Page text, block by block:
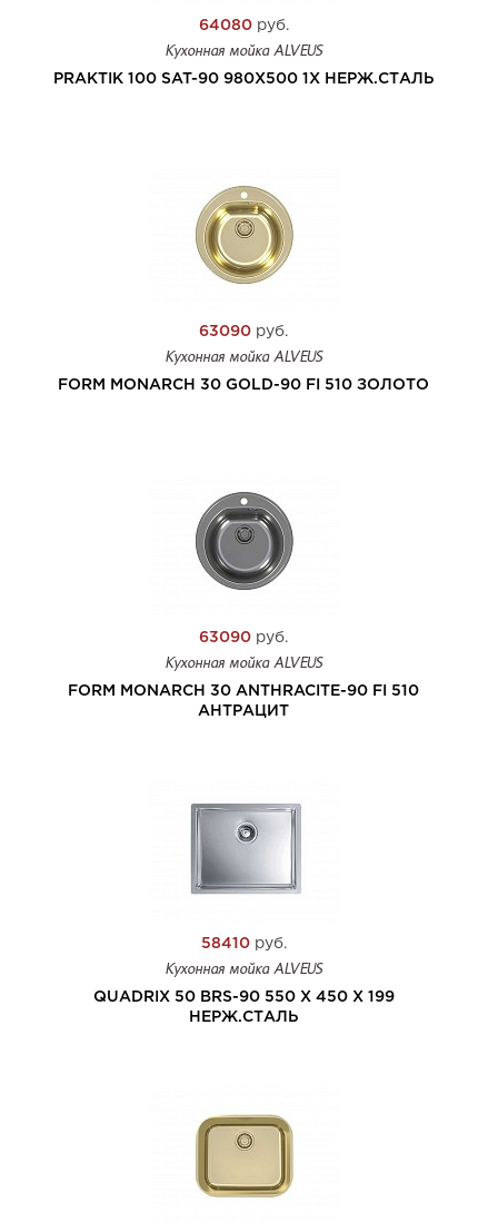
64080руб.
Кухонная мойка ALVEUS
PRAKTIK 100 SAT-90 980X500 1X НЕРЖ.СТАЛЬ
63090 руб.
Кухонная мойка ALVEUS
FORM MONARCH 30 GOLD-90 FI 510 ЗОЛОТО
63090 руб.
Кухонная мойка ALVEUS
FORM MONARCH 30 ANTHRACITE-90 FI 510
АНТРАЦИТ
58410руб.
Кухонная мойка ALVEUS
QUADRIX 50 BRS-90 550 X 450 X 199
НЕРЖ.СТАЛЬ